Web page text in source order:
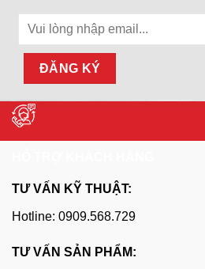
TƯ VẤN KỸ THUẬT:
Hotline: 0909.568.729
TƯ VẤN SẢN PHẨM: